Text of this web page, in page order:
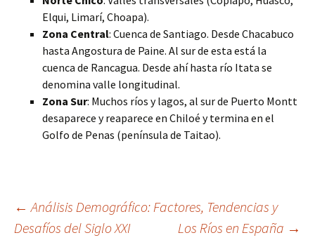
Elqui, Limarí, Choapa).
Zona Central: Cuenca de Santiago. Desde Chacabuco
hasta Angostura de Paine. Al sur de esta está la
cuenca de Rancagua. Desde ahí hasta río Itata se
denomina valle longitudinal.
Zona Sur: Muchos ríos y lagos, al sur de Puerto Montt
desaparece y reaparece en Chiloé y termina en el
Golfo de Penas (península de Taitao).
Navegación
← Análisis Demográfico: Factores, Tendencias y
Desafíos del Siglo XXI
Los Ríos en España →